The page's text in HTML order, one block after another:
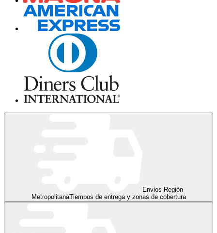
Envios Región
MetropolitanaTiempos de entrega y zonas de cobertura